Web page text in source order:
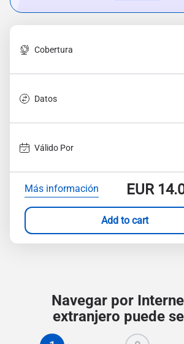
Cobertura
Datos
Válido Por
Más información EUR
Add to cart
Navegar por
extranjero puede